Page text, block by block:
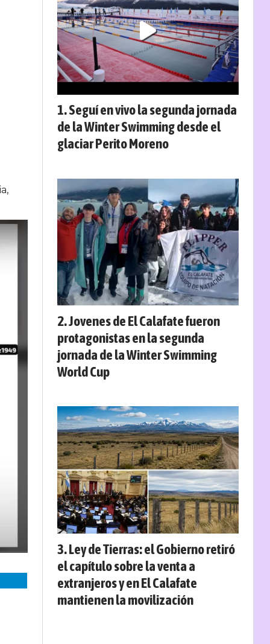
Seguí en vivo la segunda jornada
de la Winter Swimming desde el
glaciar Perito Moreno
Jovenes de El Calafate fueron
protagonistas en la segunda
jornada de la Winter Swimming
World Cup
Ley de Tierras: el Gobierno retiró
el capítulo sobre la venta a
extranjeros y en El Calafate
mantienen la movilización